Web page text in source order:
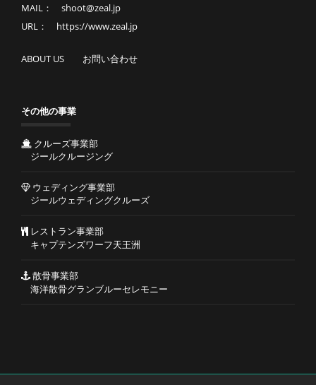
MAIL： shoot@zeal.jp
URL： https://www.zeal.jp
ABOUT US お問い合わせ
その他の事業
クルーズ事業部
ジールクルージング
ウェディング事業部
ジールウェディングクルーズ
レストラン事業部
キャプテンズワーフ天王洲
散骨事業部
海洋散骨グランブルーセレモニー